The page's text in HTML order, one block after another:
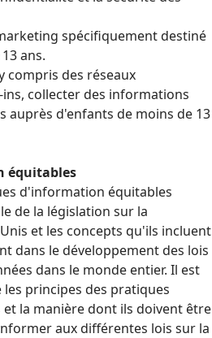
spécifiquement destiné
ans.
compris des réseaux
collecter des informations
auprès d'enfants de moins de 13
équitables
d'information équitables
de la législation sur la
et les concepts qu'ils incluent
dans le développement des lois
dans le monde entier. Il est
principes des pratiques
la manière dont ils doivent être
aux différentes lois sur la